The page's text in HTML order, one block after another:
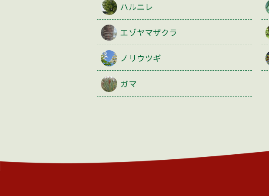
ハルニレ
エゾヤマザクラ
ノリウツギ
ガマ